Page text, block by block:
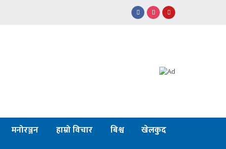
मनोरञ्जन हाम्रो विचार बिश्व
खेलकुद